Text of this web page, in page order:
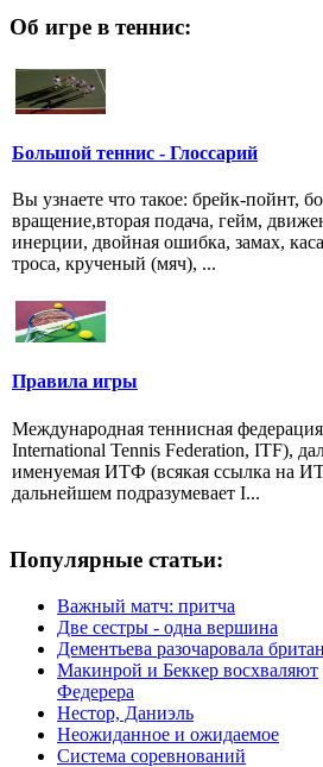
Об игре в теннис:
Большой теннис - Глоссарий
Вы узнаете что такое: брейк-пойнт,
вращение,вторая подача, гейм,
инерции, двойная ошибка, замах,
троса, крученый (мяч), ...
Правила игры
Международная теннисная
International Tennis Federation, ITF),
именуемая ИТФ (всякая ссылка на
дальнейшем подразумевает I...
Популярные статьи:
Важный матч: притча
Две сестры - одна вершина
Дементьева разочаровала
Макинрой и Беккер восхваляют
Федерера
Нестор, Даниэль
Неожиданное и ожидаемое
Система соревнований